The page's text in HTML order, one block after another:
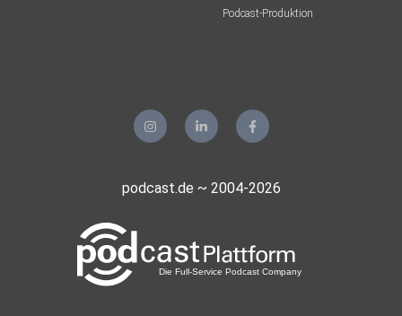
Podcast-Produktion
podcast.de ~ 2004-2026